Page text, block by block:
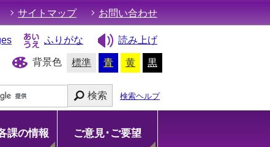
サイトマップ お問い合わせ
ふりがな 読み上げ
背景色 標準 青 黄 黒
検索 検索ヘルプ
課の情報 ご意見･ご要望